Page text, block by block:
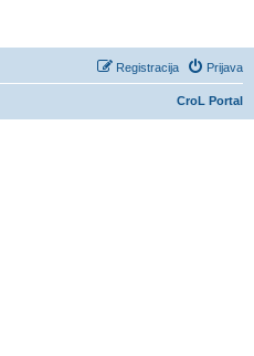
Prijava
Registracija
CroL Portal